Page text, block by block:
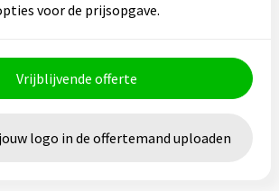
voor de prijsopgave.
Vrijblijvende offerte
logo in de offertemand uploaden